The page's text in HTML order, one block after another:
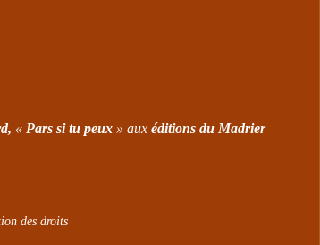
« Pars si tu peux » aux éditions du Madrier
des droits